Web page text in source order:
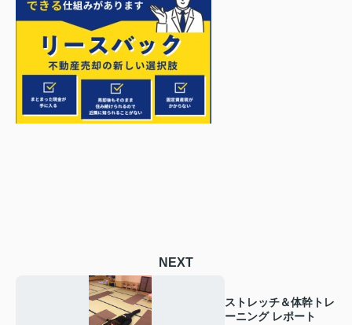
NEXT
ストレッチ＆体幹トレ
ーニング レポート